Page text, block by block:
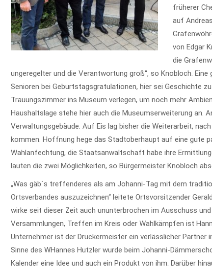
früherer
auf
von Edgar
die
ungeregelter und die Verantwortung groß“, so Knobloch.
Senioren bei Geburtstagsgratulationen, hier sei Geschichte
Trauungszimmer ins Museum verlegen, um noch mehr
Haushaltslage stehe hier auch die Museumserweiterung an.
Verwaltungsgebäude. Auf Eis lag bisher die Weiterarbeit,
kommen. Hoffnung hege das Stadtoberhaupt auf eine gute
Wahlanfechtung, die Staatsanwaltschaft habe ihre
lauten die zwei Möglichkeiten, so Bürgermeister Knobloch
„Was gäb´s treffenderes als am Johanni-Tag mit dem
Ortsverbandes auszuzeichnen“ leitete Ortsvorsitzender
wirke seit dieser Zeit auch ununterbrochen im Ausschuss
Versammlungen, Treffen im Kreis oder Wahlkämpfen ist
Unternehmer ist der Druckermeister ein verlässlicher Partner
Sinne des WHannes Hutzler wurde beim Johanni-
Kalender eine Idee und auch ein Produkt von ihm. Darüber